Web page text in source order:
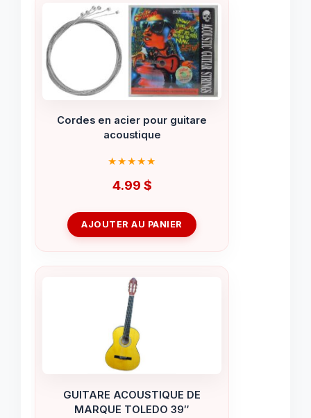
Cordes en acier pour guitare
acoustique
4.99 $
AJOUTER AU PANIER
GUITARE ACOUSTIQUE DE
MARQUE TOLEDO 39″